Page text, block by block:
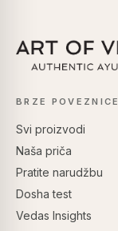
BRZE POVEZNICE
Svi proizvodi
Naša priča
Pratite narudžbu
Dosha test
Vedas Insights